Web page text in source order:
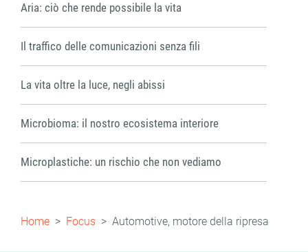
Aria: ciò che rende possibile la vita
Il traffico delle comunicazioni senza fili
La vita oltre la luce, negli abissi
Microbioma: il nostro ecosistema interiore
Microplastiche: un rischio che non vediamo
Briciole
Home Focus Automotive, motore della ripresa